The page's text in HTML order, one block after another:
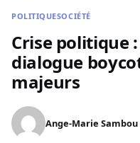
POLITIQUESOCIÉTÉ
Crise politique
dialogue
majeurs
Ange-Marie Sambou